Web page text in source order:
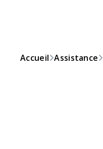
Accueil Assistance